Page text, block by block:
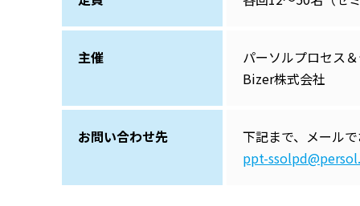
主催
パーソルプロセス
Bizer株式会社
お問い合わせ先
下記まで、メール
ppt-